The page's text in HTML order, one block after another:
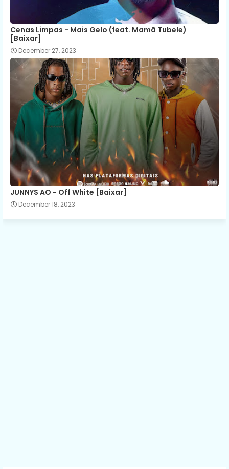
Cenas Limpas - Mais Gelo (feat. Mamã Tubele)
[Baixar]
December 27, 2023
JUNNYS AO - Off White [Baixar]
December 18, 2023